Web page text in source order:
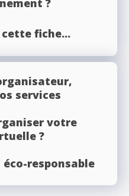
?
fiche...
services
votre
?
responsable